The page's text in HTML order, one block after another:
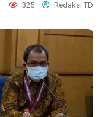
325 Redaksi TD